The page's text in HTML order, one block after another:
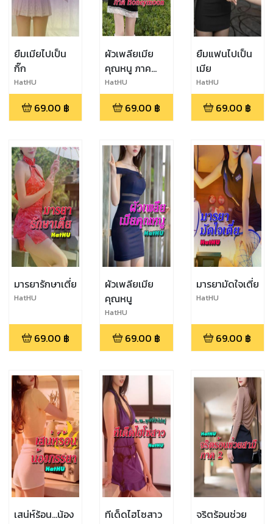
ยืมเมียไปเป็น
กิ๊ก
HatHU
69.00 ฿
ผัวเพลียเมีย
คุณหนู ภาค
Honeymoon
HatHU
69.00 ฿
ยืมแฟนไปเป็น
เมีย
HatHU
69.00 ฿
มารยารักษาเตี่ย
HatHU
69.00 ฿
ผัวเพลียเมีย
คุณหนู
HatHU
69.00 ฿
มารยามัดใจเตี่ย
HatHU
69.00 ฿
เสน่ห์ร้อน...น้อง
ทีเด็ดไฮโซสาว
จริตร้อนช่วย